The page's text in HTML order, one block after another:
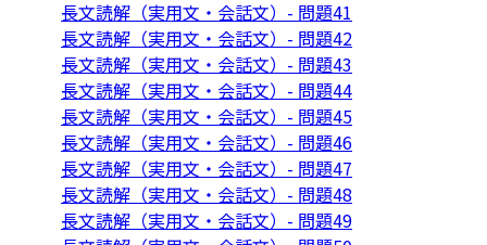
長文読解（実用文・会話文）- 問題41
長文読解（実用文・会話文）- 問題42
長文読解（実用文・会話文）- 問題43
長文読解（実用文・会話文）- 問題44
長文読解（実用文・会話文）- 問題45
長文読解（実用文・会話文）- 問題46
長文読解（実用文・会話文）- 問題47
長文読解（実用文・会話文）- 問題48
長文読解（実用文・会話文）- 問題49